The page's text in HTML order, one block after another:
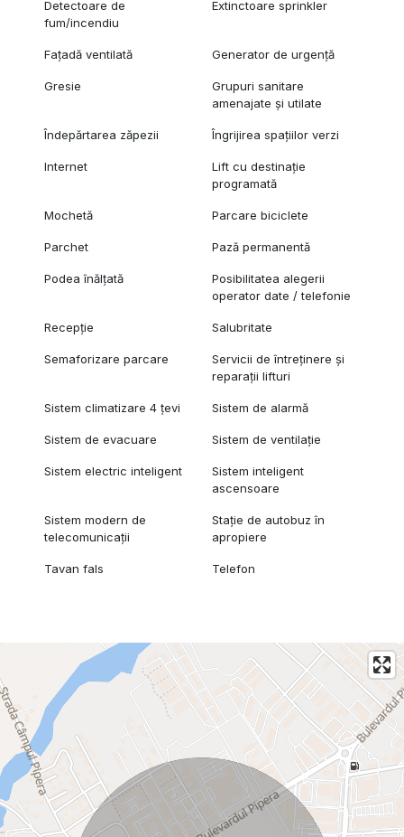
Detectoare de
fum/incendiu
Extinctoare sprinkler
Fațadă ventilată Generator de urgență
Gresie
Grupuri sanitare
amenajate și utilate
Îndepărtarea zăpezii Îngrijirea spațiilor verzi
Internet
Lift cu destinație
programată
Mochetă Parcare biciclete
Parchet Pază permanentă
Podea înălțată
Posibilitatea alegerii
operator date / telefonie
Recepție Salubritate
Semaforizare parcare
Servicii de întreținere și
reparații lifturi
Sistem climatizare 4 țevi Sistem de alarmă
Sistem de evacuare Sistem de ventilație
Sistem electric inteligent
Sistem inteligent
ascensoare
Sistem modern de
telecomunicații
Stație de autobuz în
apropiere
Tavan fals Telefon